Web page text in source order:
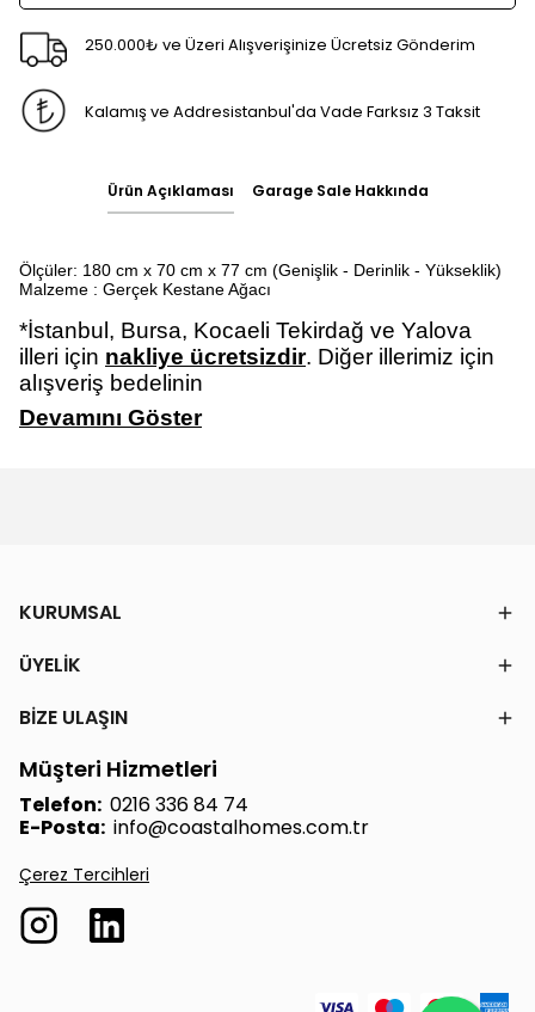
250.000₺ ve Üzeri Alışverişinize Ücretsiz Gönderim
Kalamış ve Addresistanbul'da Vade Farksız 3 Taksit
Ürün Açıklaması Garage Sale Hakkında
Ölçüler: 180 cm x 70 cm x 77 cm (Genişlik - Derinlik - Yükseklik)
Malzeme : Gerçek Kestane Ağacı
*İstanbul, Bursa, Kocaeli Tekirdağ ve Yalova
illeri için nakliye ücretsizdir. Diğer illerimiz için
alışveriş bedelinin
Devamını Göster
KURUMSAL
ÜYELİK
BİZE ULAŞIN
Müşteri Hizmetleri
Telefon: 0216 336 84 74
E-Posta: info@coastalhomes.com.tr
Çerez Tercihleri